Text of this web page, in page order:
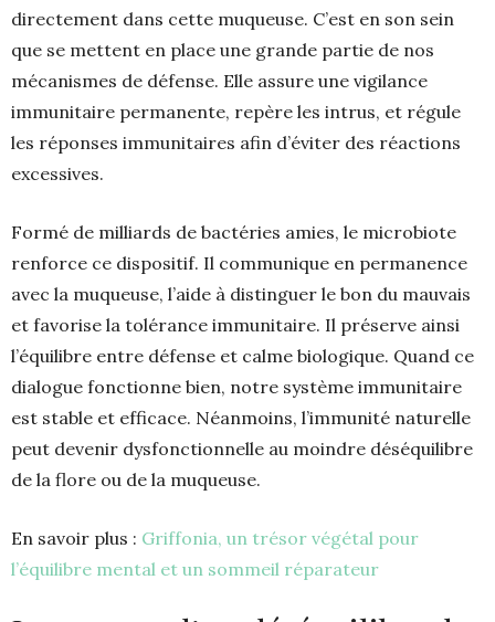
directement dans cette muqueuse. C’est en son sein
que se mettent en place une grande partie de nos
mécanismes de défense. Elle assure une vigilance
immunitaire permanente, repère les intrus, et régule
les réponses immunitaires afin d’éviter des réactions
excessives.
Formé de milliards de bactéries amies, le microbiote
renforce ce dispositif. Il communique en permanence
avec la muqueuse, l’aide à distinguer le bon du mauvais
et favorise la tolérance immunitaire. Il préserve ainsi
l’équilibre entre défense et calme biologique. Quand ce
dialogue fonctionne bien, notre système immunitaire
est stable et efficace. Néanmoins, l’immunité naturelle
peut devenir dysfonctionnelle au moindre déséquilibre
de la flore ou de la muqueuse.
En savoir plus : Griffonia, un trésor végétal pour
l’équilibre mental et un sommeil réparateur